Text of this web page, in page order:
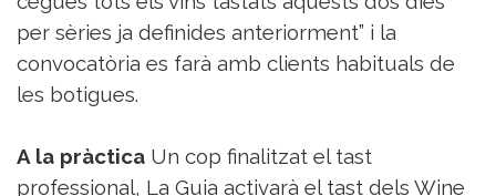
per sèries ja definides anteriorment” i la
convocatòria es farà amb clients habituals de
les botigues.
A la pràctica Un cop finalitzat el tast
professional, La Guia activarà el tast dels Wine